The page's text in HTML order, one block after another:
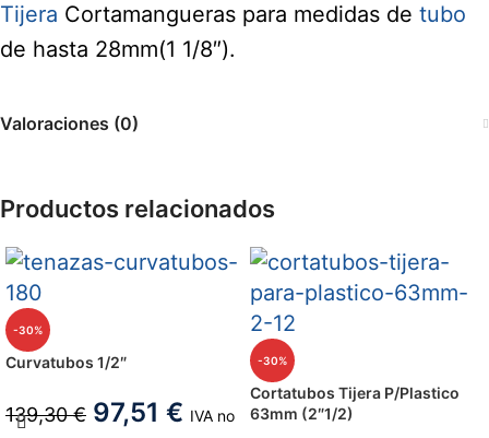
Tijera Cortamangueras para medidas de tubo
de hasta 28mm(1 1/8″).
Valoraciones (0)
Productos relacionados
-30%
Curvatubos 1/2″
139,30€ 97,51 € IVA no
-30%
Cortatubos Tijera P/Plastico
63mm (2″1/2)